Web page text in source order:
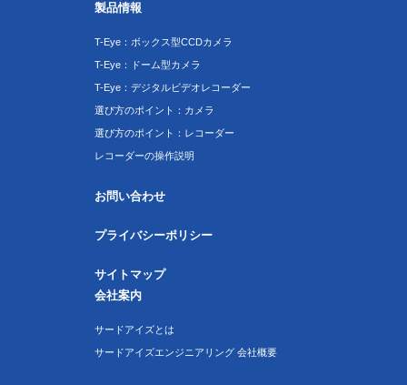
製品情報
T-Eye：ボックス型CCDカメラ
T-Eye：ドーム型カメラ
T-Eye：デジタルビデオレコーダー
選び方のポイント：カメラ
選び方のポイント：レコーダー
レコーダーの操作説明
お問い合わせ
プライバシーポリシー
サイトマップ
会社案内
サードアイズとは
サードアイズエンジニアリング 会社概要